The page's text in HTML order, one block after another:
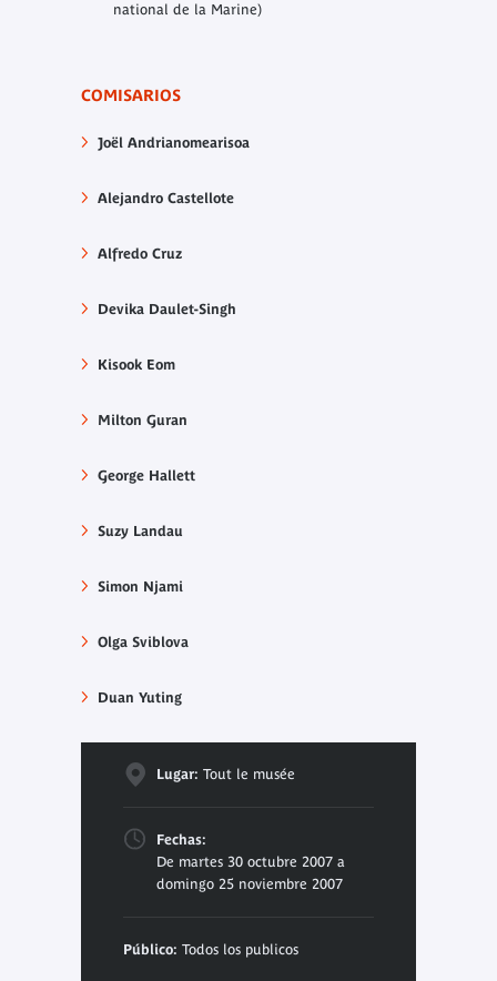
national de la Marine)
COMISARIOS
Joël Andrianomearisoa
Alejandro Castellote
Alfredo Cruz
Devika Daulet-Singh
Kisook Eom
Milton Guran
George Hallett
Suzy Landau
Simon Njami
Olga Sviblova
Duan Yuting
Lugar: Tout le musée
Fechas:
De martes 30 octubre 2007 a
domingo 25 noviembre 2007
Público: Todos los publicos